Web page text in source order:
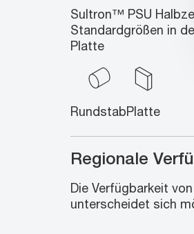
Sultron™ PSU
Standardgrößen in
Platte
RundstabPlatte
Regionale
Die Verfügbarkeit
unterscheidet sich